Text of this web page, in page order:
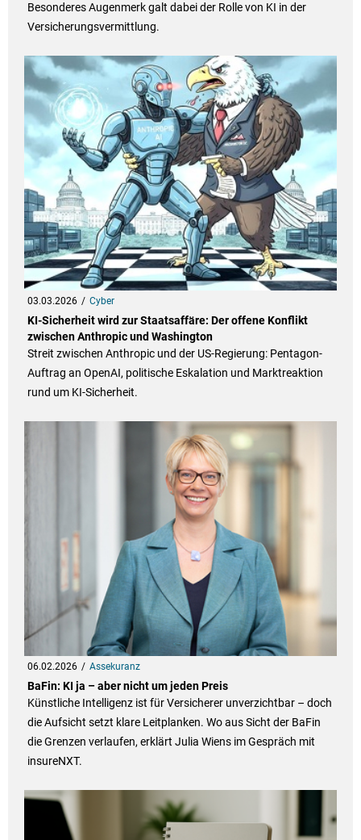
Besonderes Augenmerk galt dabei der Rolle von KI in der
Versicherungsvermittlung.
03.03.2026 Cyber
KI-Sicherheit wird zur Staatsaffäre: Der offene Konflikt
zwischen Anthropic und Washington
Streit zwischen Anthropic und der US-Regierung: Pentagon-
Auftrag an OpenAI, politische Eskalation und Marktreaktion
rund um KI-Sicherheit.
06.02.2026 Assekuranz
BaFin: KI ja – aber nicht um jeden Preis
Künstliche Intelligenz ist für Versicherer unverzichtbar – doch
die Aufsicht setzt klare Leitplanken. Wo aus Sicht der BaFin
die Grenzen verlaufen, erklärt Julia Wiens im Gespräch mit
insureNXT.